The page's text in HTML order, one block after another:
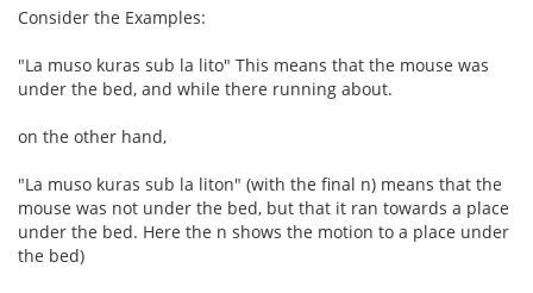
Consider the Examples:
"La muso kuras sub la lito" This means that the mouse was
under the bed, and while there running about.
on the other hand,
"La muso kuras sub la liton" (with the final n) means that the
mouse was not under the bed, but that it ran towards a place
under the bed. Here the n shows the motion to a place under
the bed)